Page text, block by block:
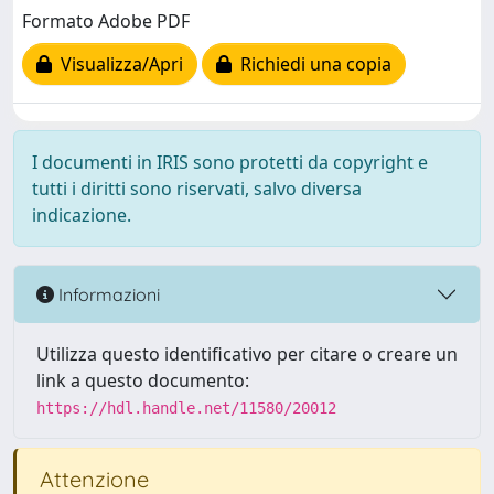
Formato Adobe PDF
Visualizza/Apri
Richiedi una copia
I documenti in IRIS sono protetti da copyright e
tutti i diritti sono riservati, salvo diversa
indicazione.
Informazioni
Utilizza questo identificativo per citare o creare un
link a questo documento:
https://hdl.handle.net/11580/20012
Attenzione